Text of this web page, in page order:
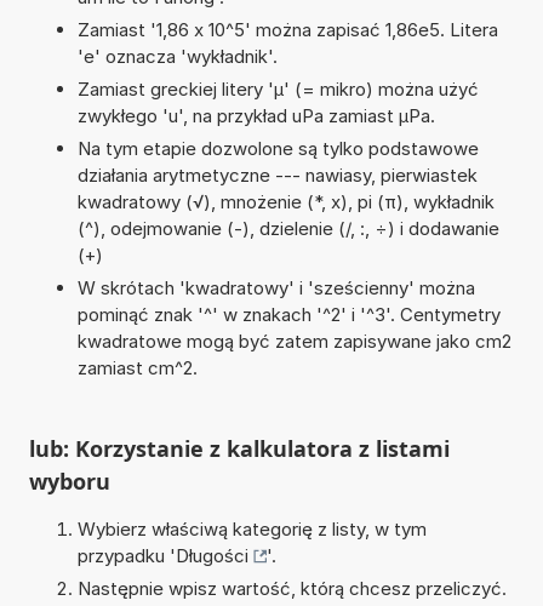
Zamiast '1,86 x 10^5' można zapisać 1,86e5. Litera
'e' oznacza 'wykładnik'.
Zamiast greckiej litery 'µ' (= mikro) można użyć
zwykłego 'u', na przykład uPa zamiast µPa.
Na tym etapie dozwolone są tylko podstawowe
działania arytmetyczne --- nawiasy, pierwiastek
kwadratowy (√), mnożenie (*, x), pi (π), wykładnik
(^), odejmowanie (-), dzielenie (/, :, ÷) i dodawanie
(+)
W skrótach 'kwadratowy' i 'sześcienny' można
pominąć znak '^' w znakach '^2' i '^3'. Centymetry
kwadratowe mogą być zatem zapisywane jako cm2
zamiast cm^2.
lub: Korzystanie z kalkulatora z listami
wyboru
Wybierz właściwą kategorię z listy, w tym
przypadku 'Długości
'.
Następnie wpisz wartość, którą chcesz przeliczyć.